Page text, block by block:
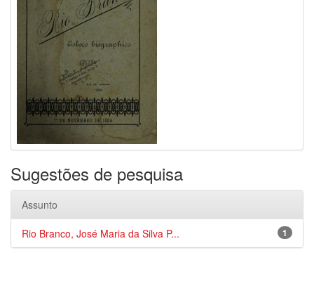
Sugestões de pesquisa
Assunto
1
Rio Branco, José Maria da Silva P...